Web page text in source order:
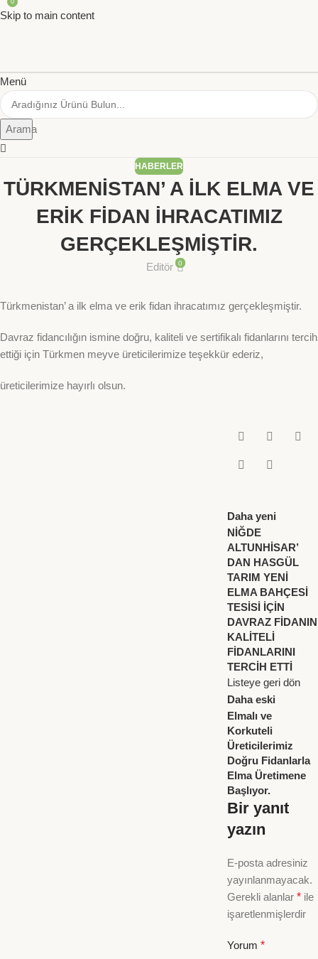
Skip to main content
Menü
Arama
HABERLER
TÜRKMENİSTAN’ A İLK ELMA VE
ERİK FİDAN İHRACATIMIZ
GERÇEKLEŞMİŞTİR.
Editör 0
Türkmenistan’ a ilk elma ve erik fidan ihracatımız gerçekleşmiştir.
Davraz fidancılığın ismine doğru, kaliteli ve sertifikalı fidanlarını tercih
ettiği için Türkmen meyve üreticilerimize teşekkür ederiz,
üreticilerimize hayırlı olsun.
Daha yeni
NİĞDE
ALTUNHİSAR’
DAN HASGÜL
TARIM YENİ
ELMA BAHÇESİ
TESİSİ İÇİN
DAVRAZ FİDANIN
KALİTELİ
FİDANLARINI
TERCİH ETTİ
Listeye geri dön
Daha eski
Elmalı ve
Korkuteli
Üreticilerimiz
Doğru Fidanlarla
Elma Üretimene
Başlıyor.
Bir yanıt
yazın
E-posta adresiniz
yayınlanmayacak.
Gerekli alanlar * ile
işaretlenmişlerdir
Yorum *
0